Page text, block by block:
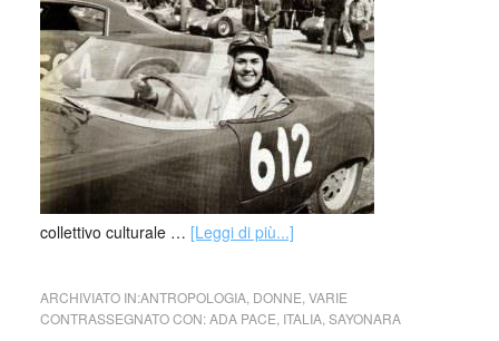
collettivo culturale … [Leggi di più...]
ARCHIVIATO IN:ANTROPOLOGIA, DONNE VARIE
CONTRASSEGNATO CON:ADA PACE ITALIA, SAYONARA